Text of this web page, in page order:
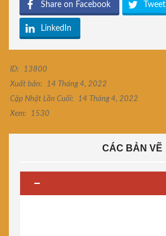
Share on Facebook Tweet
LinkedIn
ID:
13800
Xuất bản:
14 Tháng 4, 2022
Cập Nhật Lần Cuối:
14 Tháng 4, 2022
Xem:
1530
CÁC BẢN VẼ